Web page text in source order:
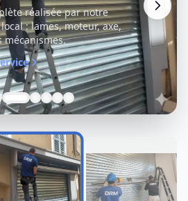
réalisée par notre
: lames, moteur, axe,
mécanismes.